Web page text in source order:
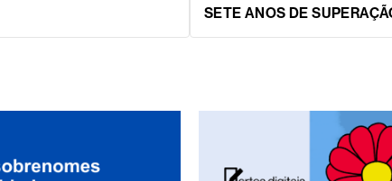
SETE ANOS DE